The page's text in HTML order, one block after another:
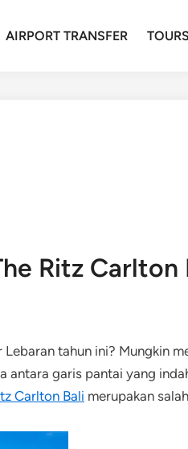
AIRPORT TRANSFER TOURS
Ritz Carlton
tahun ini? Mungkin
garis pantai yang
Carlton Bali merupakan